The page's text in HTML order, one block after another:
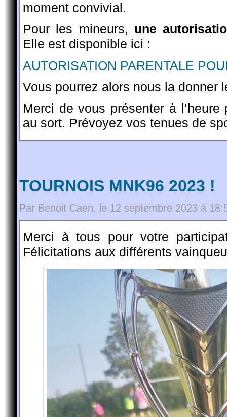
moment convivial.
Pour les mineurs, une
Elle est disponible ici :
AUTORISATION PARENTALE
Vous pourrez alors nous la donner
Merci de vous présenter à
au sort. Prévoyez vos tenues de
TOURNOIS MNK96 2023 !
Par Benoit Caen, le 12 septembre 2023 à
Merci à tous pour votre
Félicitations aux différents